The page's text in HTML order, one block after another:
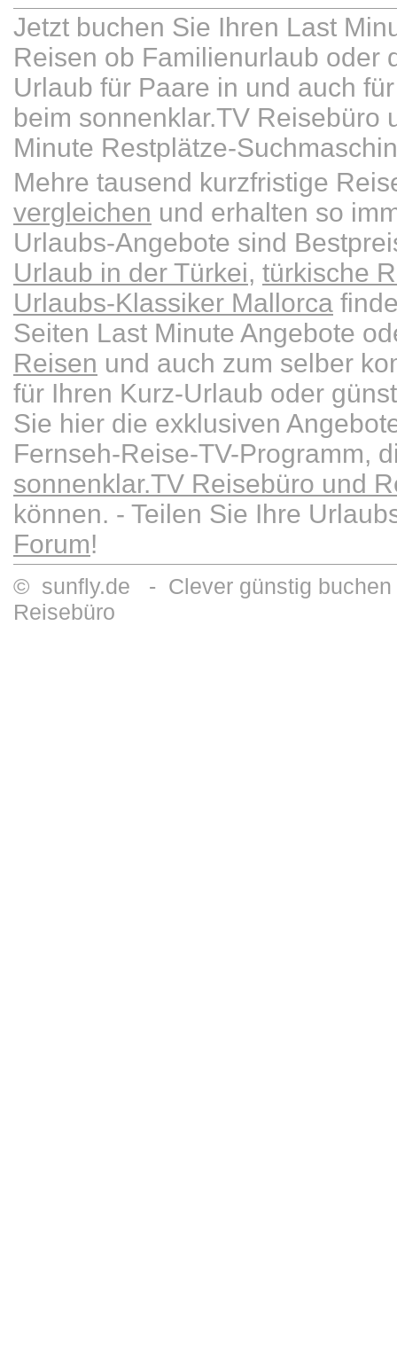
Jetzt buchen Sie Ihren Last
Reisen ob Familienurlaub oder
Urlaub für Paare in und auch
beim sonnenklar.TV Reisebüro
Minute Restplätze-
Mehre tausend kurzfristige
vergleichen und erhalten so
Urlaubs-Angebote sind
Urlaub in der Türkei, türkische
Urlaubs-Klassiker Mallorca
Seiten Last Minute Angebote
Reisen und auch zum selber
für Ihren Kurz-Urlaub oder
Sie hier die exklusiven
Fernseh-Reise-TV-Programm,
sonnenklar.TV Reisebüro und
können. - Teilen Sie Ihre
Forum!
© sunfly.de - Clever günstig buchen
Reisebüro